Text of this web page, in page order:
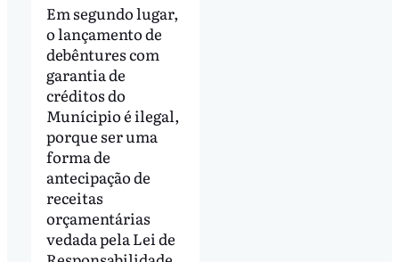
Em segundo lugar,
o lançamento de
debêntures com
garantia de
créditos do
Munícipio é ilegal,
porque ser uma
forma de
antecipação de
receitas
orçamentárias
vedada pela Lei de